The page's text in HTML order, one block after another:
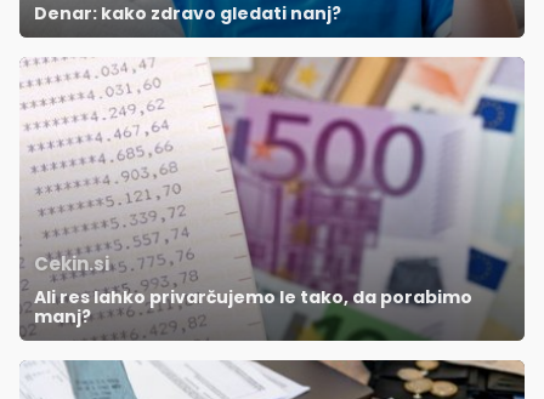
Denar: kako zdravo gledati nanj?
Cekin.si
Ali res lahko privarčujemo le tako, da porabimo
manj?